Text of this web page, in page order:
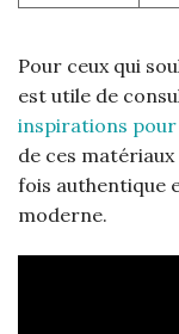
Pour ceux qui
est utile de
inspirations
de ces
fois authentique
moderne.